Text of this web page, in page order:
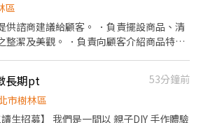
相關福利 服務滿三個月
歌吃飯 上班期間免費享用甜品 Y世代老闆
月排班一次 *投遞
金
的夥伴加入我們
區
供諮商建議給顧客。 ．負責擺設商品、清
整潔及美觀。 ．負責向顧客介紹商品特
、盤點貨品存量及撰寫當日業務報表。 有
。
長期pt
53分鐘前
市樹林區
親子DIY 手作體驗